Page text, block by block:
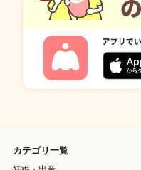
カテゴリ一覧